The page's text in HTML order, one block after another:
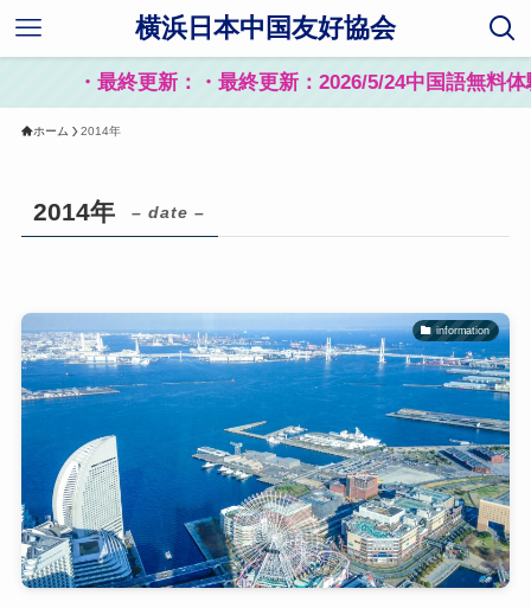
横浜日本中国友好協会
・最終更新：・最終更新：2026/5/24中国語
ホーム 2014年
2014年 – date –
information